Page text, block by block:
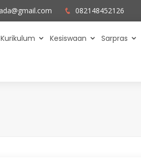
082148452126
Kurikulum Kesiswaan Sarpras